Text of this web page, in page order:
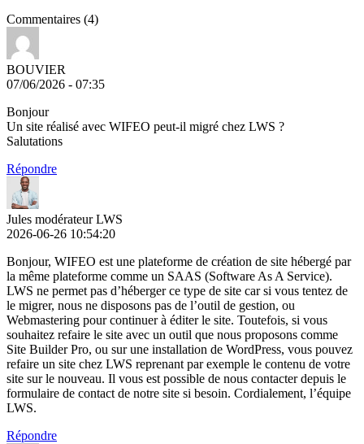
Commentaires (4)
BOUVIER
07/06/2026 - 07:35
Bonjour
Un site réalisé avec WIFEO peut-il migré chez LWS ?
Salutations
Répondre
Jules modérateur LWS
2026-06-26 10:54:20
Bonjour, WIFEO est une plateforme de création de site hébergé par
la même plateforme comme un SAAS (Software As A Service).
LWS ne permet pas d’héberger ce type de site car si vous tentez de
le migrer, nous ne disposons pas de l’outil de gestion, ou
Webmastering pour continuer à éditer le site. Toutefois, si vous
souhaitez refaire le site avec un outil que nous proposons comme
Site Builder Pro, ou sur une installation de WordPress, vous pouvez
refaire un site chez LWS reprenant par exemple le contenu de votre
site sur le nouveau. Il vous est possible de nous contacter depuis le
formulaire de contact de notre site si besoin. Cordialement, l’équipe
LWS.
Répondre